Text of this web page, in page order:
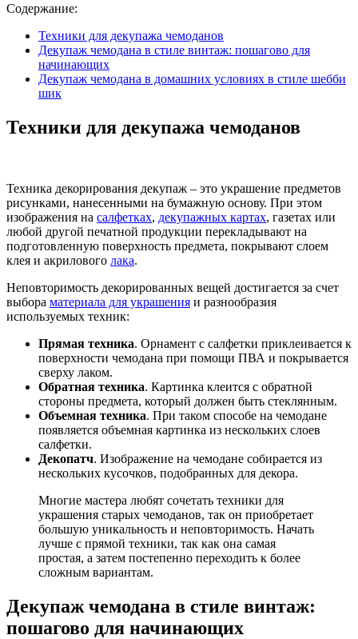
Содержание:
Техники для декупажа чемоданов
Декупаж чемодана в стиле винтаж: пошагово для
начинающих
Декупаж чемодана в домашних условиях в стиле шебби
шик
Техники для декупажа чемоданов
Техника декорирования декупаж – это украшение предметов
рисунками, нанесенными на бумажную основу. При этом
изображения на салфетках, декупажных картах, газетах или
любой другой печатной продукции перекладывают на
подготовленную поверхность предмета, покрывают слоем
клея и акрилового лака.
Неповторимость декорированных вещей достигается за счет
выбора материала для украшения и разнообразия
используемых техник:
Прямая техника. Орнамент с салфетки приклеивается к
поверхности чемодана при помощи ПВА и покрывается
сверху лаком.
Обратная техника. Картинка клеится с обратной
стороны предмета, который должен быть стеклянным.
Объемная техника. При таком способе на чемодане
появляется объемная картинка из нескольких слоев
салфетки.
Декопатч. Изображение на чемодане собирается из
нескольких кусочков, подобранных для декора.
Многие мастера любят сочетать техники для
украшения старых чемоданов, так он приобретает
большую уникальность и неповторимость. Начать
лучше с прямой техники, так как она самая
простая, а затем постепенно переходить к более
сложным вариантам.
Декупаж чемодана в стиле винтаж:
пошагово для начинающих